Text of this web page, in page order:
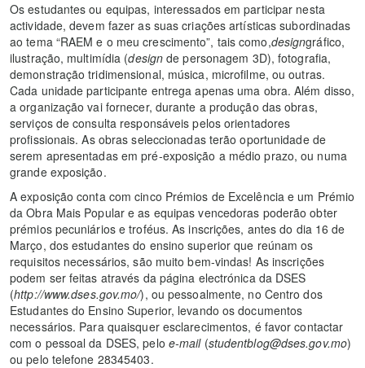
Os estudantes ou equipas, interessados em participar nesta
actividade, devem fazer as suas criações artísticas subordinadas
ao tema “RAEM e o meu crescimento”, tais como,designgráfico,
ilustração, multimídia (designde personagem 3D), fotografia,
demonstração tridimensional, música, microfilme, ou outras.
Cada unidade participante entrega apenas uma obra. Além disso,
a organização vai fornecer, durante a produção das obras,
serviços de consulta responsáveis pelos orientadores
profissionais. As obras seleccionadas terão oportunidade de
serem apresentadas em pré-exposição a médio prazo, ou numa
grande exposição.
A exposição conta com cinco Prémios de Excelência e um Prémio
da Obra Mais Popular e as equipas vencedoras poderão obter
prémios pecuniários e troféus. As inscrições, antes do dia 16 de
Março, dos estudantes do ensino superior que reúnam os
requisitos necessários, são muito bem-vindas! As inscrições
podem ser feitas através da página electrónica da DSES
(http://www.dses.gov.mo/), ou pessoalmente, no Centro dos
Estudantes do Ensino Superior, levando os documentos
necessários. Para quaisquer esclarecimentos, é favor contactar
com o pessoal da DSES, pelo e-mail(studentblog@dses.gov.mo)
ou pelo telefone 28345403.